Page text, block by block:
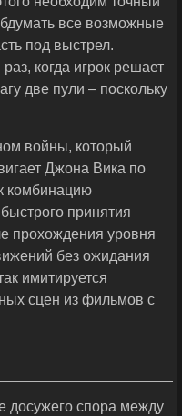
все возможные
под выстрел.
когда игрок решает
две пули – поскольку
войны, который
Джона Вика по
комбинацию
принятия
прохождения уровня
без ожидания
имитируется
сцен из фильмов с
досужего спора между